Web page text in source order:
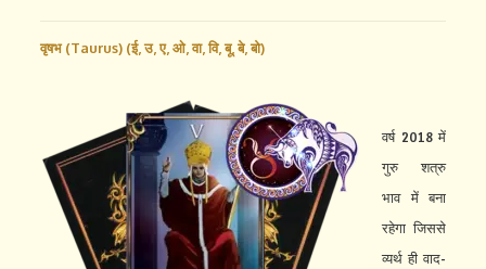
वृषभ (Taurus) (ई,उ,ए, ओ,वा,वि,बू,बे,बो)
वर्ष 2018 में
गुरु शत्रु
भाव में बना
रहेगा जिससे
व्यर्थ ही वाद-